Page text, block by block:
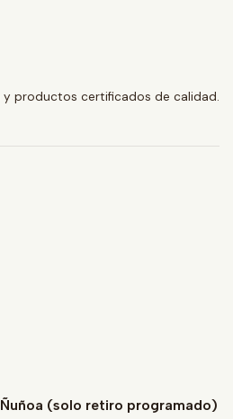
y productos certificados de calidad.
(solo retiro programado)